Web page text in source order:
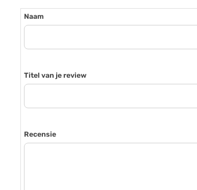
Naam
Titel van je review
Recensie